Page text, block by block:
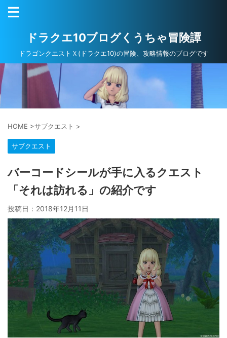
ドラクエ10ブログくうちゃ冒険譚
ドラゴンクエストＸ(ドラクエ10)の冒険、攻略情報のブログです
HOME >サブクエスト >
サブクエスト
バーコードシールが手に入るクエスト
「それは訪れる」の紹介です
投稿日： 2018年12月11日